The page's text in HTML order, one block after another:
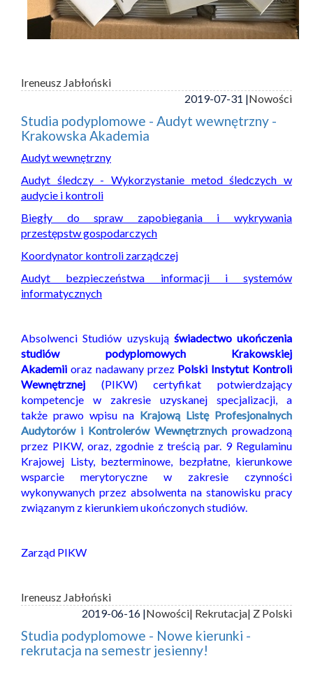
Ireneusz Jabłoński
2019-07-31 |Nowości
Studia podyplomowe - Audyt wewnętrzny -
Krakowska Akademia
Audyt wewnętrzny
Audyt śledczy - Wykorzystanie metod śledczych w
audycie i kontroli
Biegły do spraw zapobiegania i wykrywania
przestępstw gospodarczych
Koordynator kontroli zarządczej
Audyt bezpieczeństwa informacji i systemów
informatycznych
Absolwenci Studiów uzyskują świadectwo ukończenia
studiów podyplomowych Krakowskiej
Akademii oraz nadawany przez Polski Instytut Kontroli
Wewnętrznej (PIKW) certyfikat potwierdzający
kompetencje w zakresie uzyskanej specjalizacji, a
także prawo wpisu na Krajową Listę Profesjonalnych
Audytorów i Kontrolerów Wewnętrznych prowadzoną
przez PIKW, oraz, zgodnie z treścią par. 9 Regulaminu
Krajowej Listy, bezterminowe, bezpłatne, kierunkowe
wsparcie merytoryczne w zakresie czynności
wykonywanych przez absolwenta na stanowisku pracy
związanym z kierunkiem ukończonych studiów.
Zarząd PIKW
Ireneusz Jabłoński
2019-06-16 |Nowości| Rekrutacja| Z Polski
Studia podyplomowe - Nowe kierunki -
rekrutacja na semestr jesienny!